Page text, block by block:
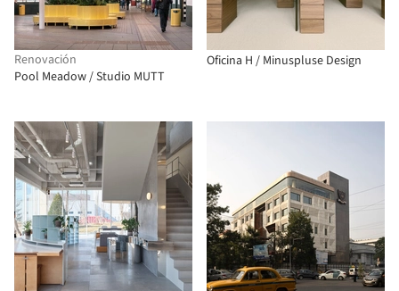
Renovación
Pool Meadow / Studio MUTT
Oficina H / Minuspluse Design